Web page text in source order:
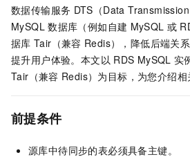
数据传输服务 DTS（Data
MySQL 数据库（例如自建 MySQL 或
据库 Tair（兼容 Redis）
，降低后端关
提升用户体验。本文以 RDS MySQL 实
Tair（兼容 Redis） 为目标，为您介绍相
前提条件
源库中待同步的表必须具备主键。